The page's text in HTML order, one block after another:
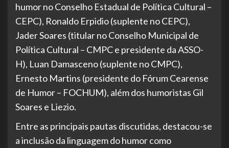
humor no Conselho Estadual de Política Cultural –
CEPC), Ronaldo Erpidio (suplente no CEPC),
Jader Soares (titular no Conselho Municipal de
Política Cultural – CMPC e presidente da ASSO-
H), Luan Damasceno (suplente no CMPC),
Ernesto Martins (presidente do Fórum Cearense
de Humor – FOCHUM), além dos humoristas Gil
Soares e Liezio.
Entre as principais pautas discutidas, destacou-se
a inclusão da linguagem do humor como